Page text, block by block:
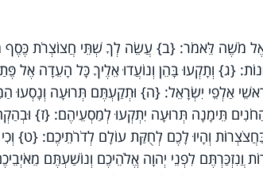
אֶל מֹשֶׁה לֵּאמֹר: {ב} עֲשֵׂה לְךָ שְׁתֵּי חֲצוֹצְרֹת
{ג} וְתָקְעוּ בָּהֵן וְנוֹעֲדוּ אֵלֶיךָ כָּל הָעֵדָה אֶל
אַלְפֵי יִשְׂרָאֵל: {ה} וּתְקַעְתֶּם תְּרוּעָה וְנָסְעוּ
תֵּימָנָה תְּרוּעָה יִתְקְעוּ לְמַסְעֵיהֶם: {ז}
וְהָיוּ לָכֶם לְחֻקַּת עוֹלָם לְדֹרֹתֵיכֶם: {ט}
וֲנִזְכַּרְתֶּם לִפְנֵי יְהוָה אֱלֹהֵיכֶם וְנוֹשַׁעְתֶּם